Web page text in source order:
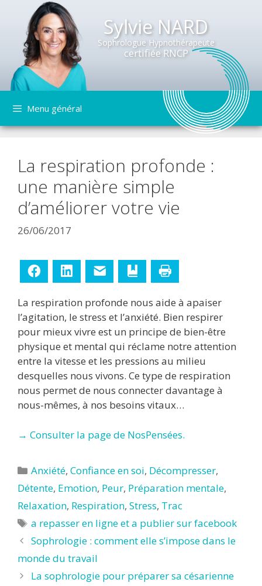
Sylvie NARD
Sophrologue Hypnothérapeute
certifiée RNCP
contenu
Menu général
La respiration profonde :
une manière simple
d’améliorer votre vie
26/06/2017
Facebook LinkedIn Ajouter aux favoris
La respiration profonde nous aide à apaiser
l’agitation, le stress et l’anxiété. Bien respirer
pour mieux vivre est un principe de bien-être
physique et mental qui réclame notre attention
entre la vitesse et les pressions au milieu
desquelles nous vivons. Ce type de respiration
nous permet de nous connecter davantage à
nous-mêmes, à nos besoins vitaux…
→ Consulter la page de NosPensées.
Catégories
Anxiété,Confiance en soi, Décompresser,
Détente, Emotion, Peur, Préparation mentale,
Relaxation, Respiration, Stress, Trac
Étiquettes
a repasser en ligne et a publier sur facebook
Sophrologie : comment elle s’impose dans le
monde du travail
La sophrologie pour préparer sa césarienne